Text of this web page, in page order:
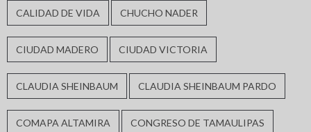
CALIDAD DE VIDA CHUCHO NADER
CIUDAD MADERO CIUDAD VICTORIA
CLAUDIA SHEINBAUM CLAUDIA SHEINBAUM PARDO
COMAPA ALTAMIRA CONGRESO DE TAMAULIPAS